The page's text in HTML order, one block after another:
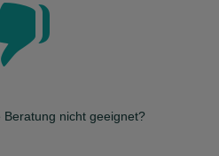
nicht geeignet?